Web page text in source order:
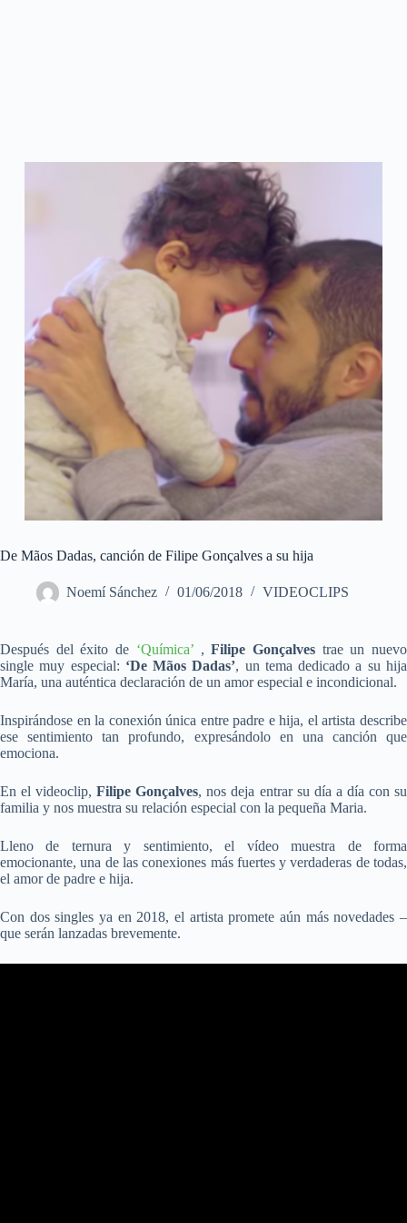
De Mãos Dadas, canción de Filipe Gonçalves a su hija
Noemí Sánchez 01/06/2018 VIDEOCLIPS
Después del éxito de ‘Química’ ,Filipe Gonçalvestrae un nuevo
single muy especial: ‘De Mãos Dadas’, un tema dedicado a su hija
María, una auténtica declaración de un amor especial e incondicional.
Inspirándose en la conexión única entre padre e hija, el artista describe
ese sentimiento tan profundo, expresándolo en una canción que
emociona.
En el videoclip,Filipe Gonçalves, nos deja entrar su día a día con su
familia y nos muestra su relación especial con la pequeña Maria.
Lleno de ternura y sentimiento, el vídeo muestra de forma
emocionante, una de las conexiones más fuertes y verdaderas de todas,
el amor de padre e hija.
Con dos singles ya en 2018, el artista promete aún más novedades –
que serán lanzadas brevemente.